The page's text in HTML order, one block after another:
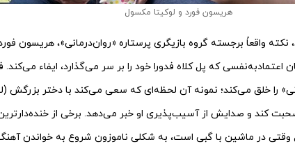
هریسون فورد و لوکیتا مکسول
واقعاً برجسته گروه بازیگری پرستاره «روان‌درمانی»، هریسون
که پل کلاه فدورا خود را بر سر می‌گذارد، ایفاء می‌کند.
را خلق می‌کند؛ نمونه آن لحظه‌ای که سعی می‌کند با دختر بزرگش
کند و صدایش از آسیب‌پذیری او خبر می‌دهد. برخی از
وقتی در ماشین با گبی است، به شکلی ناموزون شروع به خواندن